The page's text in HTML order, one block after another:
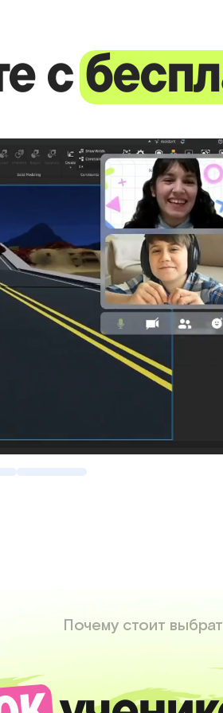
с
Почему стоит